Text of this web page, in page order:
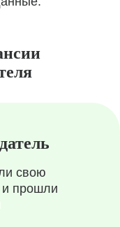
свою
и прошли